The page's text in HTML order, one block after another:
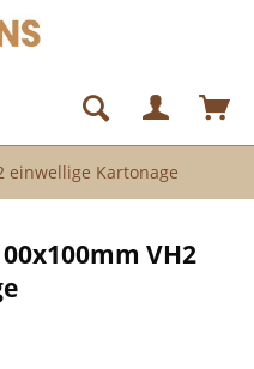
einwellige Kartonage
VH2